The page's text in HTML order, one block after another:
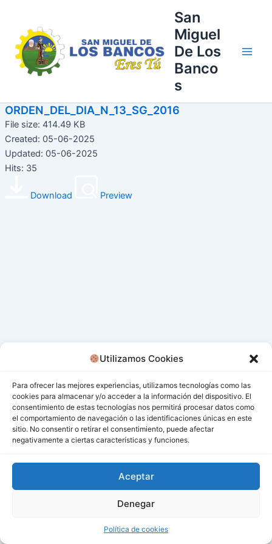
Utilizamos Cookies
Para ofrecer las mejores experiencias, utilizamos tecnologías como las
cookies para almacenar y/o acceder a la información del dispositivo. El
consentimiento de estas tecnologías nos permitirá procesar datos como
el comportamiento de navegación o las identificaciones únicas en este
sitio. No consentir o retirar el consentimiento, puede afectar
negativamente a ciertas características y funciones.
Aceptar
Denegar
Política de cookies
contenido
San
Miguel
De Los
Banco
s
ORDEN_DEL_DIA_N_13_SG_2016
File size: 414.49 KB
Created: 05-06-2025
Updated: 05-06-2025
Hits: 35
Download Preview
Todos los derechos © 2026 San Miguel De Los Bancos |